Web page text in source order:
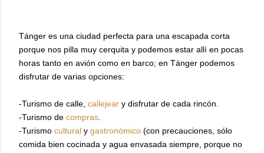
Tánger es una ciudad perfecta para una escapada corta
porque nos pilla muy cerquita y podemos estar allí en pocas
horas tanto en avión como en barco; en Tánger podemos
disfrutar de varias opciones:
-Turismo de calle, callejear y disfrutar de cada rincón.
-Turismo de compras
-Turismo cultural y gastronómico (con precauciones, sólo
comida bien cocinada y agua envasada siempre, porque no